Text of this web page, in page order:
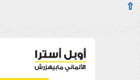
⇧